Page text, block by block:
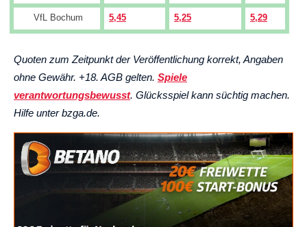
VfL Bochum 5,45 5,25 5,29
Quoten zum Zeitpunkt der Veröffentlichung korrekt, Angaben
ohne Gewähr. +18. AGB gelten. Spiele
verantwortungsbewusst. Glücksspiel kann süchtig machen.
Hilfe unter bzga.de.